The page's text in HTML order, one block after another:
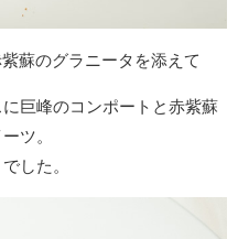
蘇のグラニータを添えて
巨峰のコンポートと赤紫蘇
ツ。
した。